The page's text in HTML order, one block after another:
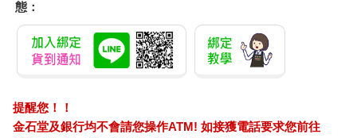
態：
提醒您！！
金石堂及銀行均不會請您操作ATM! 如接獲電話要求您前往